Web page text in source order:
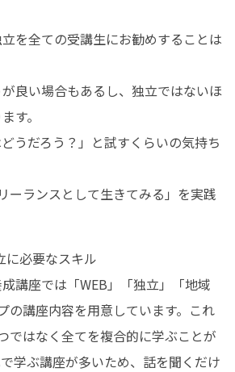
を全ての受講生にお勧めすることは
良い場合もあるし、独立ではないほ
す。
うだろう？」と試すくらいの気持ち
ーランスとして生きてみる」を実践
に必要なスキル
講座では「WEB」「独立」「地域
の講座内容を用意しています。これ
ではなく全てを複合的に学ぶことが
学ぶ講座が多いため、話を聞くだけ